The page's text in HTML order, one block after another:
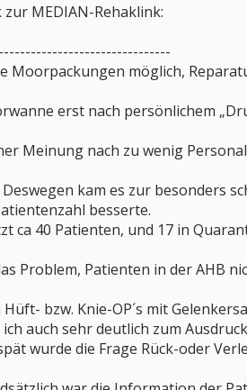
zur MEDIAN-Rehaklink:
Moorpackungen möglich,
erst nach persönlichem
Meinung nach zu wenig
Deswegen kam es zur besonders
besserte.
ca 40 Patienten, und 17 in
Problem, Patienten in der AHB
Hüft- bzw. Knie-OP´s mit
ich auch sehr deutlich zum
wurde die Frage Rück-oder